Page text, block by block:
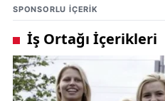
SPONSORLU IÇERIK